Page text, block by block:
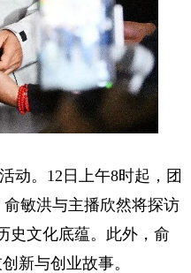
动。12日上午8时起，团
敏洪与主播欣然将探访
史文化底蕴。此外，俞
新与创业故事。